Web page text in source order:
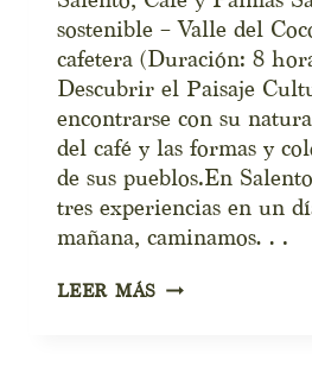
sostenible – Valle del
cafetera (Duración: 8
Descubrir el Paisaje
encontrarse con su
del café y las formas y
de sus pueblos.En
tres experiencias en un
mañana, caminamos…
LEER MÁS SALENTO,